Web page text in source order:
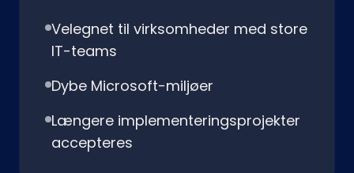
Velegnet til virksomheder med store
IT-teams
Dybe Microsoft-miljøer
Længere implementeringsprojekter
accepteres